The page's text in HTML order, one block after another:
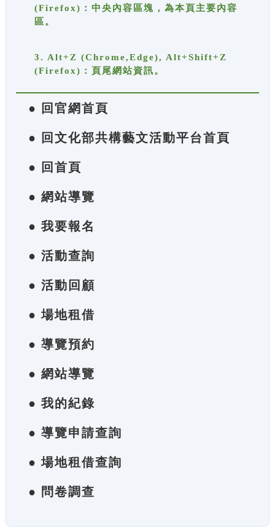
(Firefox)：中央內容區塊，為本頁主要內容
區。
3. Alt+Z (Chrome,Edge), Alt+Shift+Z
(Firefox)：頁尾網站資訊。
● 回官網首頁
● 回文化部共構藝文活動平台首頁
● 回首頁
● 網站導覽
● 我要報名
● 活動查詢
● 活動回顧
● 場地租借
● 導覽預約
● 網站導覽
● 我的紀錄
● 導覽申請查詢
● 場地租借查詢
● 問卷調查